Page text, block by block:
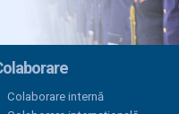
Colaborare internă